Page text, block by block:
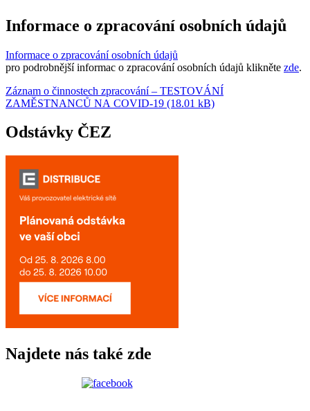
Informace o zpracování osobních údajů
Informace o zpracování osobních údajů
pro podrobnější informac o zpracování osobních údajů klikněte zde.
Záznam o činnostech zpracování – TESTOVÁNÍ
ZAMĚSTNANCŮ NA COVID-19 (18.01 kB)
Odstávky ČEZ
Najdete nás také zde